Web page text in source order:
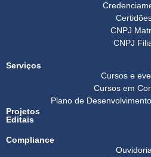
CNPJ
CNPJ
Serviços
Cursos e
Cursos em
Plano de
Projetos
Editais
Compliance
Ouvidoria